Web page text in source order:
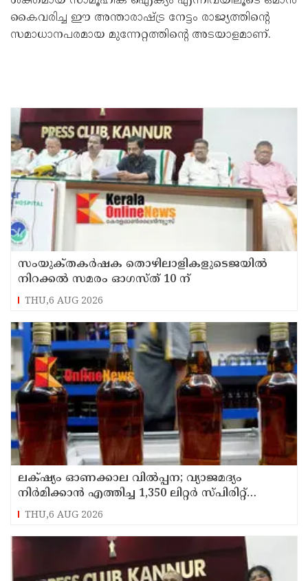
കൈവരിച്ച ഈ അന്താരാഷ്ട്ര നേട്ടം രാജ്യത്തിന്റെ
സമാധാനപരമായ മുന്നേറ്റത്തിന്റെ അടയാളമാണ്.
സംയുക്‌തകർഷക തൊഴിലാളികളുടെജയിൽ
നിറക്കൽ സമരം ഓഗസ്ത് 10 ന്
THU,6 AUG 2026
ലക്‌ഷ്യം ഓണക്കാല വിൽപ്പന; വ്യാജമദ്യം
നിർമിക്കാൻ എത്തിച്ച 1,350 ലിറ്റർ സ്പിരിറ്റ്
പിടികൂടി; രണ്ട് പേർ അറസ്റ്റിൽ
THU,6 AUG 2026